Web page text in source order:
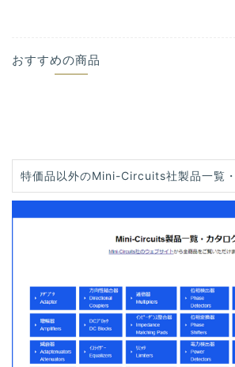
おすすめの商品
特価品以外のMini-Circuits社製品一覧